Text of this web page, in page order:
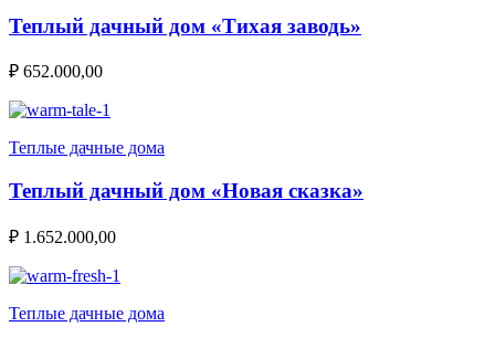
Теплый дачный дом «Тихая заводь»
₽ 652.000,00
Теплые дачные дома
Теплый дачный дом «Новая сказка»
₽ 1.652.000,00
Теплые дачные дома